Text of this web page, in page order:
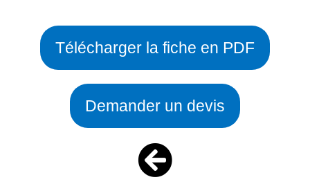
Télécharger la fiche en PDF
Demander un devis